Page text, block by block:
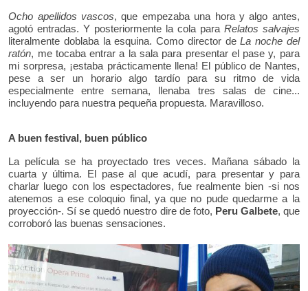
Ocho apellidos vascos, que empezaba una hora y algo antes,
agotó entradas. Y posteriormente la cola para Relatos salvajes
literalmente doblaba la esquina. Como director deLa noche del
ratón, me tocaba entrar a la sala para presentar el pase y, para
mi sorpresa, ¡estaba prácticamente llena! El público de Nantes,
pese a ser un horario algo tardío para su ritmo de vida
especialmente entre semana, llenaba tres salas de cine...
incluyendo para nuestra pequeña propuesta. Maravilloso.
A buen festival, buen público
La película se ha proyectado tres veces. Mañana sábado la
cuarta y última. El pase al que acudí, para presentar y para
charlar luego con los espectadores, fue realmente bien -si nos
atenemos a ese coloquio final, ya que no pude quedarme a la
proyección-. Sí se quedó nuestro dire de foto, Peru Galbete, que
corroboró las buenas sensaciones.